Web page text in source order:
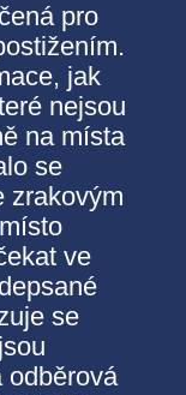
pro
jak
nejsou
na místa
se
zrakovým
ve
se
odběrová